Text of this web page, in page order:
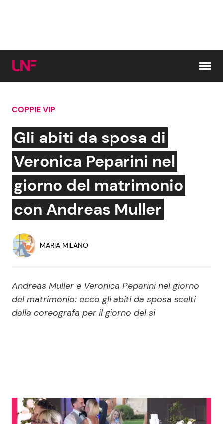
Cerca:
News e Cronaca
Attualità Italiana
Dal Mondo
Economia
Persone Scomparse
Politica
Gossip e TV
Bellezze VIP
Coppie VIP
Reality e Talent
Soap Opera
News Musica
COPPIE VIP
Gli abiti da sposa di
Veronica Peparini nel
giorno del matrimonio
con Andreas Muller
MARIA MILANO
Andreas Muller e Veronica Peparini nel giorno
del matrimonio: ecco gli abiti da sposa scelti
dalla coreografa per il giorno del si